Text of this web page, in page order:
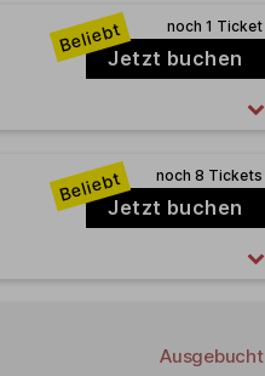
Jetzt buchen
Jetzt buchen
Ausgebucht